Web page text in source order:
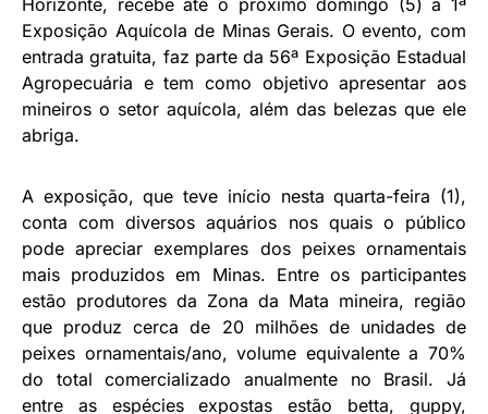
Horizonte, recebe até o próximo domingo (5) a 1ª
Exposição Aquícola de Minas Gerais. O evento, com
entrada gratuita, faz parte da 56ª Exposição Estadual
Agropecuária e tem como objetivo apresentar aos
mineiros o setor aquícola, além das belezas que ele
abriga.
A exposição, que teve início nesta quarta-feira (1),
conta com diversos aquários nos quais o público
pode apreciar exemplares dos peixes ornamentais
mais produzidos em Minas. Entre os participantes
estão produtores da Zona da Mata mineira, região
que produz cerca de 20 milhões de unidades de
peixes ornamentais/ano, volume equivalente a 70%
do total comercializado anualmente no Brasil. Já
entre as espécies expostas estão betta, guppy,